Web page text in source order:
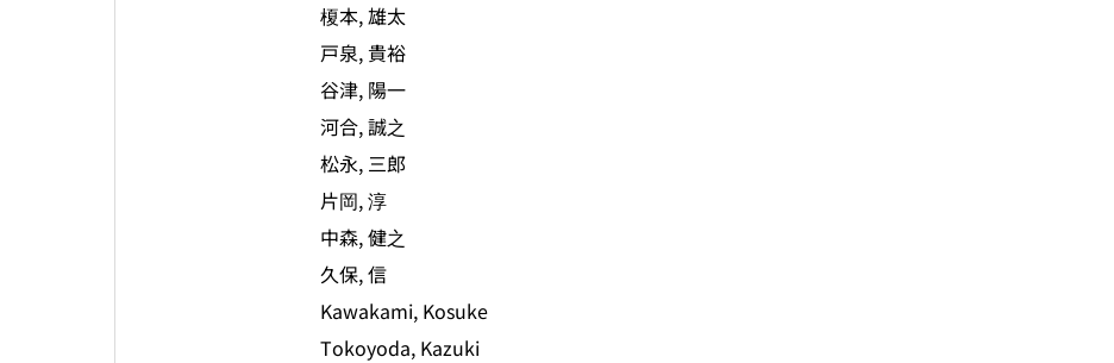
榎本, 雄太
戸泉, 貴裕
谷津, 陽一
河合, 誠之
松永, 三郎
片岡, 淳
中森, 健之
久保, 信
Kawakami, Kosuke
Tokoyoda, Kazuki